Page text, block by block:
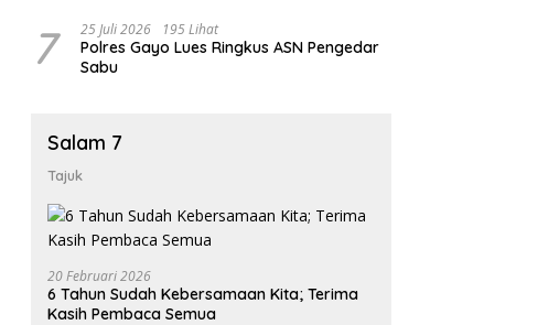
7 25 Juli 2026 195 Lihat
Polres Gayo Lues Ringkus ASN Pengedar
Sabu
Salam 7
Tajuk
20 Februari 2026
6 Tahun Sudah Kebersamaan Kita; Terima
Kasih Pembaca Semua